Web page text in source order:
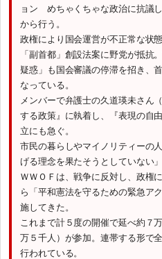
ョン めちゃくちゃな政治に抗議
から行う。
政権により国会運営が不正常な状
「副首都」創設法案に野党が抵抗
疑惑」も国会審議の停滞を招き、
なっている。
メンバーで弁護士の久道瑛未さん
する政策』に執着し、『表現の自
立にも急ぐ。
市民の暮らしやマイノリティーの
げる理念を果たそうとしていない」
ＷＷＯＦは、戦争に反対し、政権
ら「平和憲法を守るための緊急ア
施してきた。
これまで計５度の開催で延べ約７
万５千人）が参加。連帯する形で
行われている。